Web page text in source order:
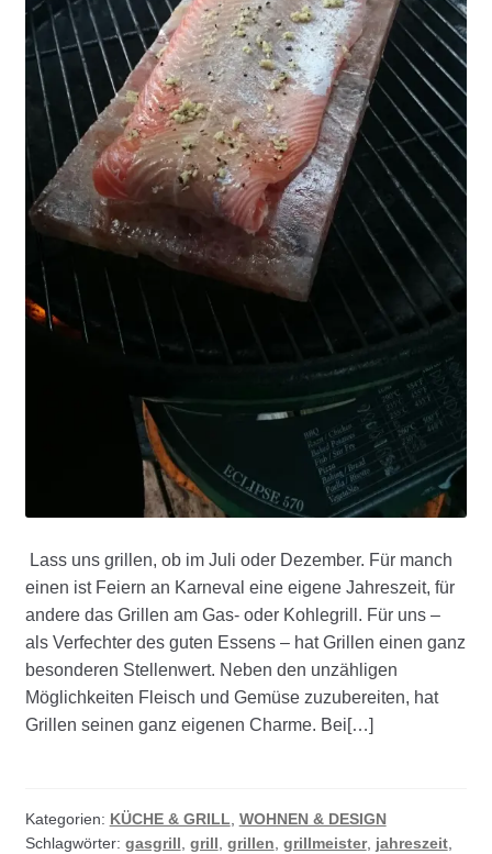
ÜBER UNS
0 Artikel
Lass uns grillen, ob im Juli oder Dezember. Für manch
einen ist Feiern an Karneval eine eigene Jahreszeit, für
andere das Grillen am Gas- oder Kohlegrill. Für uns –
als Verfechter des guten Essens – hat Grillen einen ganz
besonderen Stellenwert. Neben den unzähligen
Möglichkeiten Fleisch und Gemüse zuzubereiten, hat
Grillen seinen ganz eigenen Charme. Bei[…]
Kategorien: KÜCHE & GRILL, WOHNEN & DESIGN
Schlagwörter: gasgrill, grill, grillen, grillmeister, jahreszeit,